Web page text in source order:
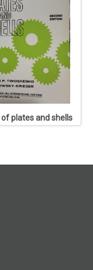
plates and shells